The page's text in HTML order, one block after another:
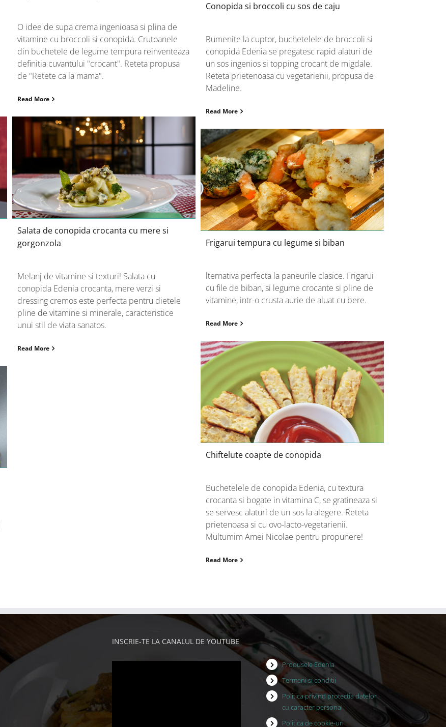
O idee de supa crema ingenioasa si plina de
vitamine cu broccoli si conopida. Crutoanele
din buchetele de legume tempura reinventeaza
definitia cuvantului "crocant". Reteta propusa
de "Retete ca la mama".
Read More
Conopida si broccoli cu sos de caju
Rumenite la cuptor, buchetelele de broccoli si
conopida Edenia se pregatesc rapid alaturi de
un sos ingenios si topping crocant de migdale.
Reteta prietenoasa cu vegetarienii, propusa de
Madeline.
Read More
Salata de conopida crocanta cu
mere si gorgonzola
Salata de conopida crocanta cu mere si
gorgonzola
Melanj de vitamine si texturi! Salata cu
conopida Edenia crocanta, mere verzi si
dressing cremos este perfecta pentru dietele
pline de vitamine si minerale, caracteristice
unui stil de viata sanatos.
Read More
Frigarui tempura cu legume si
biban
Frigarui tempura cu legume si biban
lternativa perfecta la paneurile clasice. Frigarui
cu file de biban, si legume crocante si pline de
vitamine, intr-o crusta aurie de aluat cu bere.
Read More
Chiftelute coapte de conopida
Chiftelute coapte de conopida
Buchetelele de conopida Edenia, cu textura
crocanta si bogate in vitamina C, se gratineaza si
se servesc alaturi de un sos la alegere. Reteta
prietenoasa si cu ovo-lacto-vegetarienii.
Multumim Amei Nicolae pentru propunere!
Read More
INSCRIE-TE LA CANALUL DE YOUTUBE
Produsele Edenia
Termeni si conditii
Politica privind protectia datelor
cu caracter personal
Politica de cookie-uri